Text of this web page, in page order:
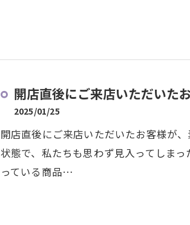
開店直後にご来店いただいた
2025/01/25
開店直後にご来店いただいたお客様が
状態で、私たちも思わず見入ってしま
っている商品…